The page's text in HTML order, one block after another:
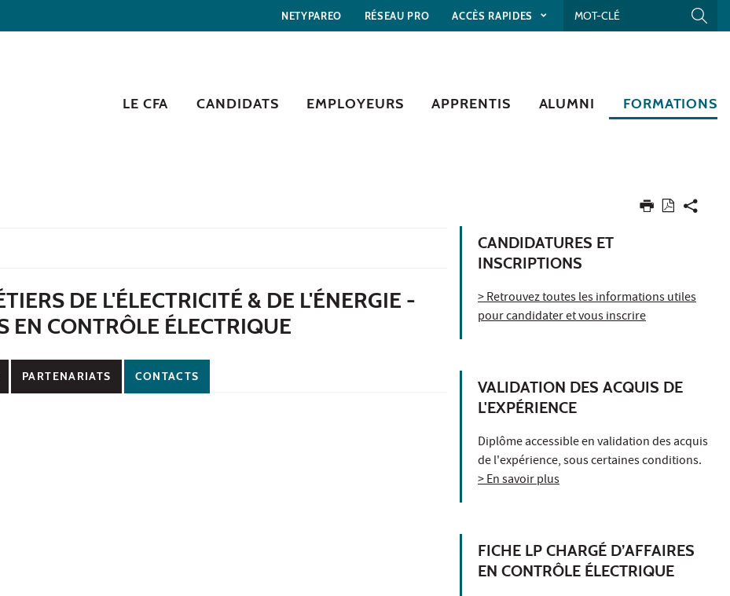
NETYPAREO RÉSEAU PRO ACCÈS RAPIDES
LE CFA CANDIDATS EMPLOYEURS APPRENTIS ALUMNI FORMATIONS
DE L'ÉLECTRICITÉ & DE L'ÉNERGIE -
EN CONTRÔLE ÉLECTRIQUE
PARTENARIATS CONTACTS
CANDIDATURES ET
INSCRIPTIONS
> Retrouvez toutes les informations utiles
pour candidater et vous inscrire
VALIDATION DES ACQUIS DE
L'EXPÉRIENCE
Diplôme accessible en validation des acquis
de l'expérience, sous certaines conditions.
> En savoir plus
FICHE LP CHARGÉ D’AFFAIRES
EN CONTRÔLE ÉLECTRIQUE